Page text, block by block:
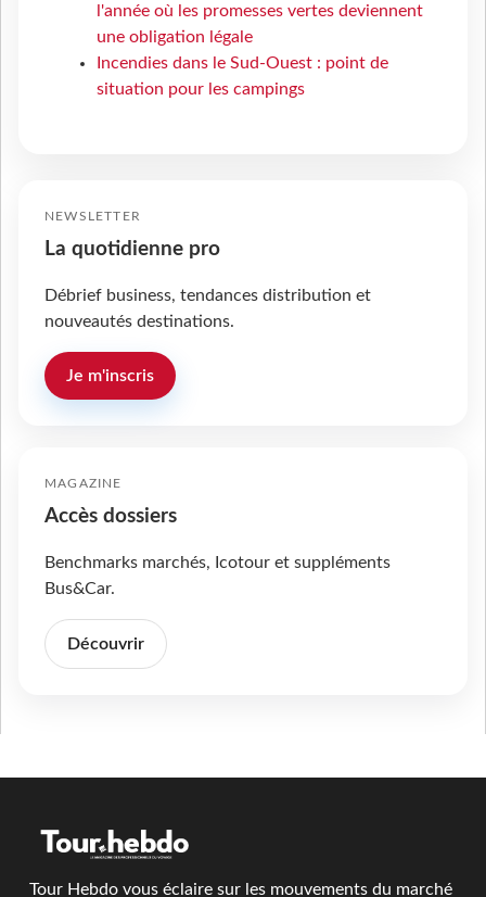
l'année où les promesses vertes deviennent
une obligation légale
Incendies dans le Sud-Ouest : point de
situation pour les campings
NEWSLETTER
La quotidienne pro
Débrief business, tendances distribution et
nouveautés destinations.
Je m'inscris
MAGAZINE
Accès dossiers
Benchmarks marchés, Icotour et suppléments
Bus&Car.
Découvrir
Tour Hebdo vous éclaire sur les mouvements du marché